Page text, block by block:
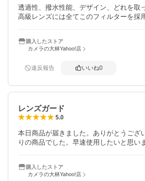
透過性、撥水性能、デザイン、どれを取
高級レンズには全てこのフィルターを採
購入したストア
カメラの大林Yahoo!店
違反報告 いいね0
レンズガード
5.0
本日商品が届きました。ありがとうござ
りの商品でした。早速使用したいと思い
購入したストア
カメラの大林Yahoo!店